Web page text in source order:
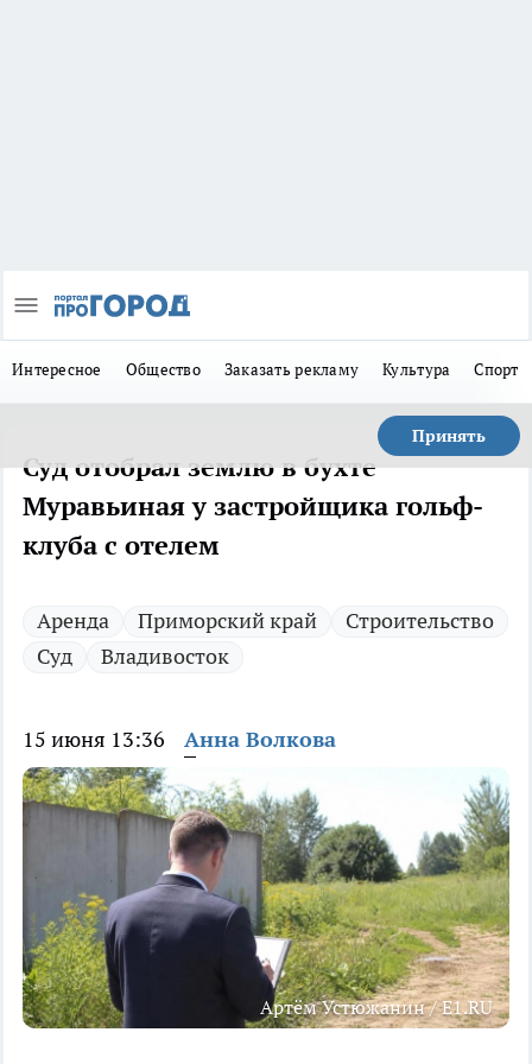
Интересное Общество Заказать рекламу Культура Спорт
Принять
Суд отобрал землю в бухте
Муравьиная у застройщика гольф-
клуба с отелем
Аренда Приморский край
Строительство
Суд
Владивосток
15 июня 13:36 Анна Волкова
Артём Устюжанин / E1.RU